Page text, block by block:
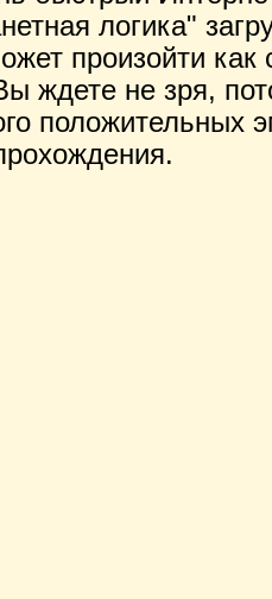
логика"
произойти как
ждете не зря,
положительных